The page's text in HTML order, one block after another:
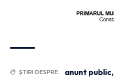
ȘTIRI DESPRE: anunt public,